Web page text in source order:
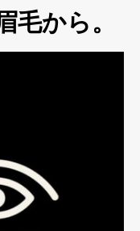
から。